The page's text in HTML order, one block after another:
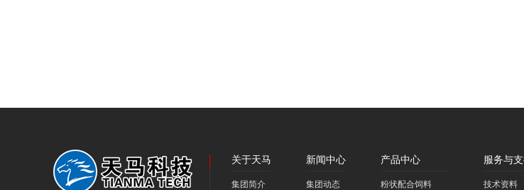
关于天马
集团简介
新闻中心
集团动态
产品中心
粉状配合饲料
服务与
技术资料